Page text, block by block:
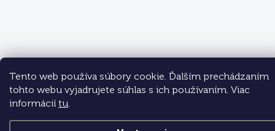
Tento web používa súbory cookie. Ďalším prechádzaním
tohto webu vyjadrujete súhlas s ich používaním. Viac
informácií tu.